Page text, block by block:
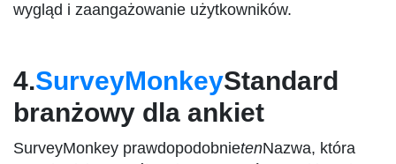
wygląd i zaangażowanie użytkowników.
4.SurveyMonkeyStandard
branżowy dla ankiet
SurveyMonkey prawdopodobnietenNazwa, która